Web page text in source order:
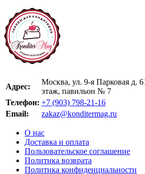
Адрес:
Москва, ул. 9-я Парковая д.
этаж, павильон № 7
Телефон: +7 (903) 798-21-16
Email:
zakaz@konditermag.ru
О нас
Доставка и оплата
Пользовательское соглашение
Политика возврата
Политика конфиденциальности